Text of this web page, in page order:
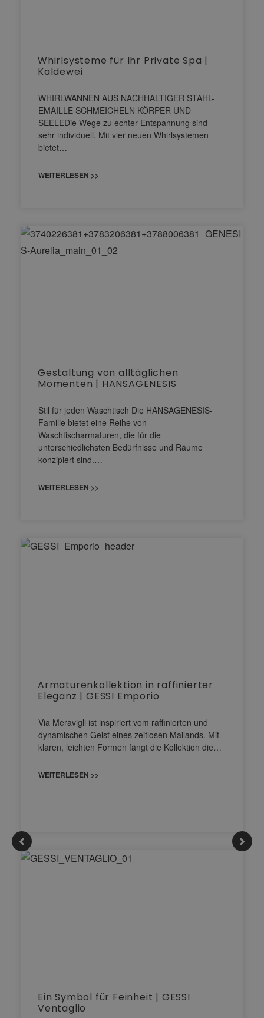
Whirlsysteme für Ihr Private Spa |
Kaldewei
WHIRLWANNEN AUS NACHHALTIGER STAHL-
EMAILLE SCHMEICHELN KÖRPER UND
SEELEDie Wege zu echter Entspannung sind
sehr individuell. Mit vier neuen Whirlsystemen
bietet…
WEITERLESEN >>
Gestaltung von alltäglichen
Momenten | HANSAGENESIS
Stil für jeden Waschtisch Die HANSAGENESIS-
Familie bietet eine Reihe von
Waschtischarmaturen, die für die
unterschiedlichsten Bedürfnisse und Räume
konzipiert sind.…
WEITERLESEN >>
Armaturenkollektion in raffinierter
Eleganz | GESSI Emporio
Via Meravigli ist inspiriert vom raffinierten und
dynamischen Geist eines zeitlosen Mailands. Mit
klaren, leichten Formen fängt die Kollektion die…
WEITERLESEN >>
Ein Symbol für Feinheit | GESSI
Ventaglio